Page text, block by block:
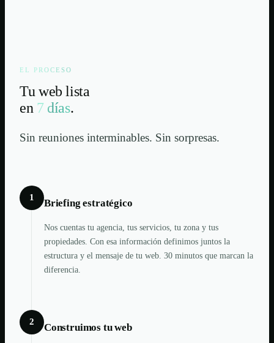
EL PROCESO
Tu web lista
en 7 días.
Sin reuniones interminables. Sin sorpresas.
1 Briefing estratégico
Nos cuentas tu agencia, tus servicios, tu zona y tus
propiedades. Con esa información definimos juntos la
estructura y el mensaje de tu web. 30 minutos que marcan la
diferencia.
2 Construimos tu web